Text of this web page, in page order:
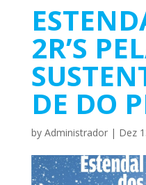
2R’S
DE DO
by Administrador| Dez